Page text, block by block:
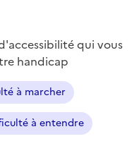
qui vous
handicap
à marcher
à entendre